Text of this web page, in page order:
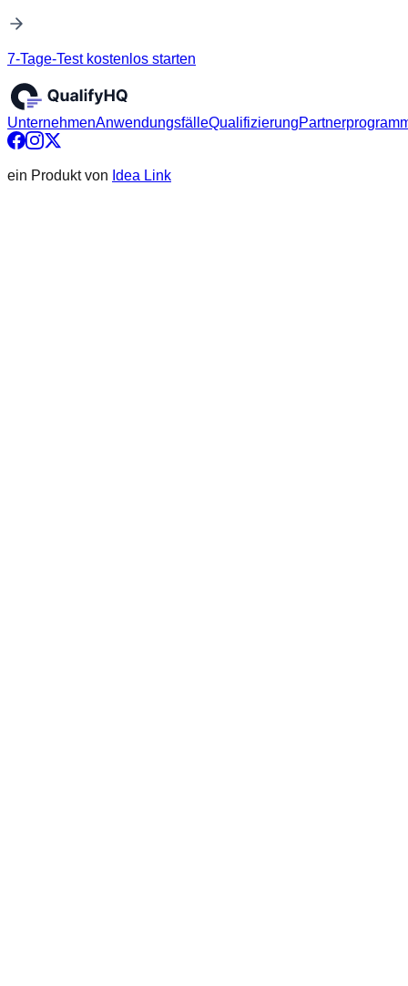
7-Tage-Test kostenlos starten
UnternehmenAnwendungsfälleQualifizierung
ein Produkt von Idea Link